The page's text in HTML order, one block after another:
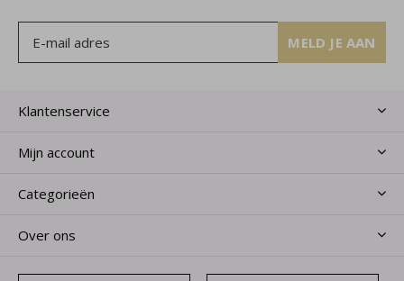
MELD JE AAN
Klantenservice
Mijn account
Categorieën
Over ons